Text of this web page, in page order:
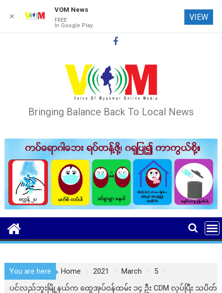
Bringing Balance Back To Local News
You are here Home 2021 March
5
ပင်လည်ဘူးမြို့နယ်က ထွေအုပ်ဝန်ထမ်း ၁၄ ဦး CDM လုပ်ပြီး သပိတ်
✕
VOM News
FREE
In Google Play
VIEW